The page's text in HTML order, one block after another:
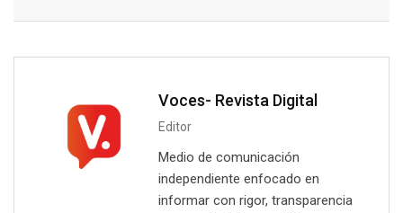
Voces- Revista Digital
Editor
Medio de comunicación
independiente enfocado en
informar con rigor, transparencia